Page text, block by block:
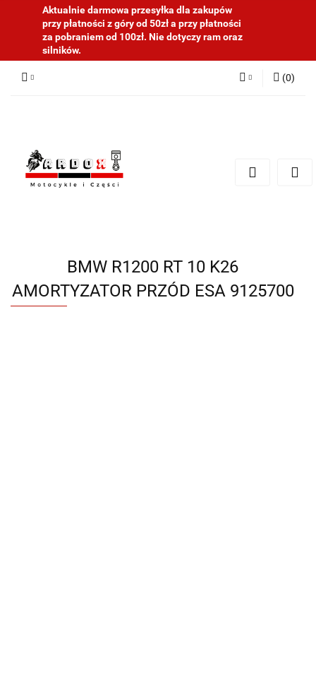
Aktualnie darmowa przesyłka dla zakupów
przy płatności z góry od 50zł a przy płatności
za pobraniem od 100zł. Nie dotyczy ram oraz
silników.
(0)
BMW R1200 RT 10 K26
AMORTYZATOR PRZÓD ESA 9125700